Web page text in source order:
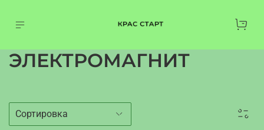
ЭЛЕКТРОМАГНИТ